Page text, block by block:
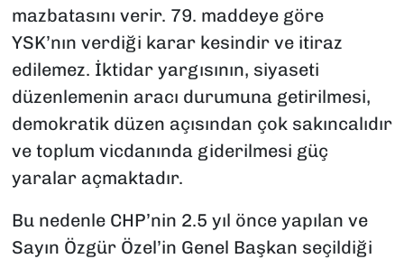
mazbatasını verir. 79. maddeye göre
YSK’nın verdiği karar kesindir ve itiraz
edilemez. İktidar yargısının, siyaseti
düzenlemenin aracı durumuna getirilmesi,
demokratik düzen açısından çok sakıncalıdır
ve toplum vicdanında giderilmesi güç
yaralar açmaktadır.
Bu nedenle CHP’nin 2.5 yıl önce yapılan ve
Sayın Özgür Özel’in Genel Başkan seçildiği